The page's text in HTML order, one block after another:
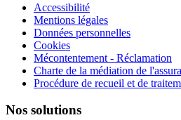
Accessibilité
Mentions légales
Données personnelles
Cookies
Mécontentement - Réclamation
Charte de la médiation de
Procédure de recueil et de
Nos solutions